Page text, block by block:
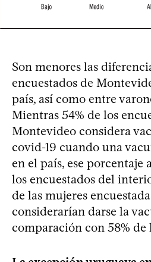
Son menores las
encuestados de
país, así como entre
Mientras 54% de los
Montevideo considera
covid-19 cuando una
en el país, ese porcentaje
los encuestados del
de las mujeres
considerarían darse la
comparación con 58% de